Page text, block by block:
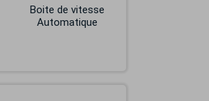
Boite de vitesse
Automatique